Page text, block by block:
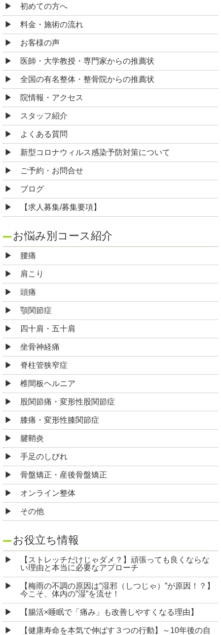
初めての方へ
料金・施術の流れ
お客様の声
医師・大学教授・専門家からの推薦状
全国の有名整体・整骨院からの推薦状
院情報・アクセス
スタッフ紹介
よくある質問
新型コロナウィルス感染予防対策について
ご予約・お問合せ
ブログ
【求人募集/募集要項】
お悩み別コース紹介
腰痛
肩こり
頭痛
顎関節症
四十肩・五十肩
坐骨神経痛
脊柱管狭窄症
椎間板ヘルニア
股関節痛・変形性股関節症
膝痛・変形性膝関節症
腱鞘炎
手足のしびれ
骨盤矯正・産後骨盤矯正
オンライン整体
その他
お役立ち情報
【ストレッチだけじゃダメ？】頑張っても良くならな
い理由と本当に必要なアプローチ
【梅雨の不調の原因は”湿邪（しつじゃ）”が原因！？】
今こそ、体内の”湿”を流せ！
【腸活×睡眠で「痛み」も改善しやすくなる理由】
【健康寿命を本気で伸ばす３つの行動】～10年後の自